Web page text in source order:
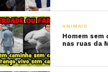
ANIMAIS
Homem sem
nas ruas da